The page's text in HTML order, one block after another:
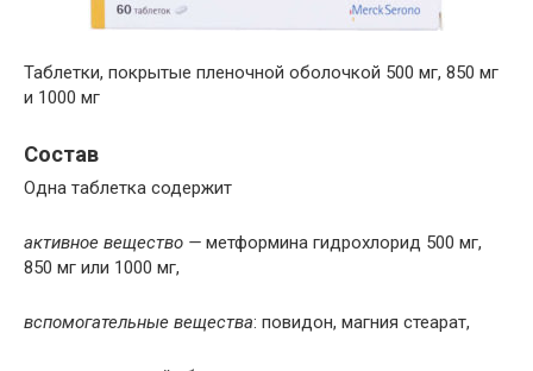
Таблетки, покрытые пленочной оболочкой 500 мг, 850 мг
и 1000 мг
Состав
Одна таблетка содержит
активное вещество — метформина гидрохлорид 500 мг,
850 мг или 1000 мг,
вспомогательные вещества: повидон, магния стеарат,